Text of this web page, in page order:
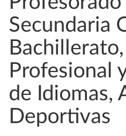
Secundaria
Profesional
de Idiomas,
Deportivas